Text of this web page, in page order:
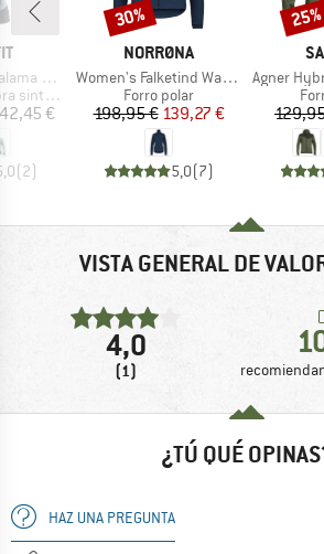
Jacket
€
(2)
MARCA
NORRØNA
Artículo
Women's Falketind Warm1 Jacket
Product group
Forro polar
Precio
198,95 €Precio reducido
139,27 €
5,0(7)
Descuento
30%
Artículo
Agner Hybrid Polarlite
25%
VISTA GENERAL DE
4,0
(1)
¿TÚ QUÉ
HAZ UNA PREGUNTA